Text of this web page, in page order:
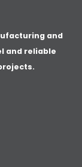
and
and reliable